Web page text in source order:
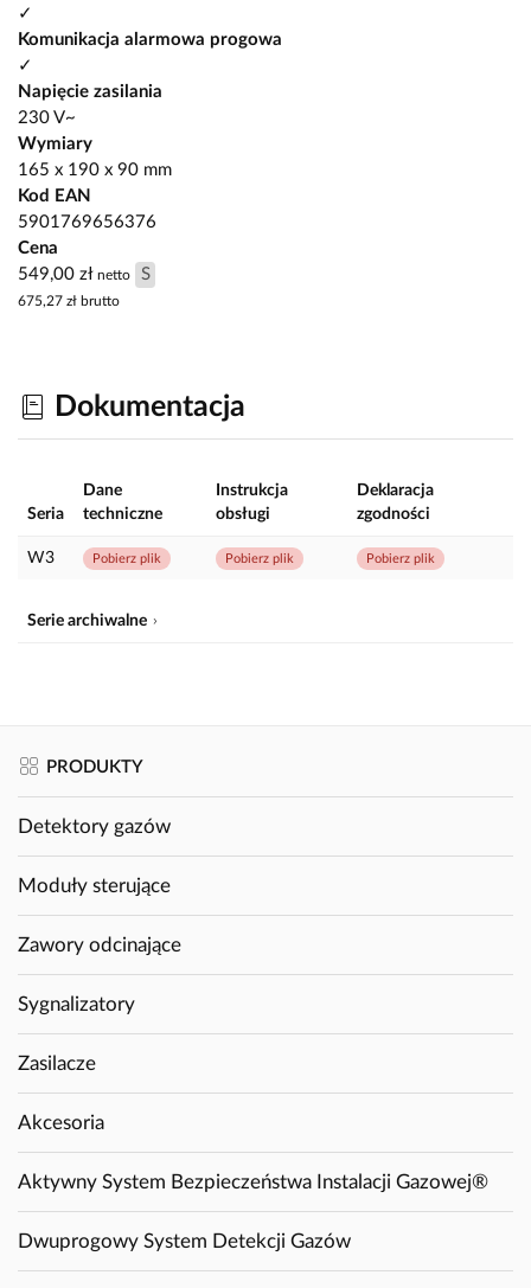
✓
Komunikacja alarmowa progowa
✓
Napięcie zasilania
230 V~
Wymiary
165 x 190 x 90 mm
Kod EAN
5901769656376
Cena
549,00 zł netto S
675,27 zł brutto
Dokumentacja
Seria
Dane
techniczne
Instrukcja
obsługi
Deklaracja
zgodności
W3 Pobierz plik Pobierz plik Pobierz plik
Serie archiwalne
PRODUKTY
Detektory gazów
Moduły sterujące
Zawory odcinające
Sygnalizatory
Zasilacze
Akcesoria
Aktywny System Bezpieczeństwa Instalacji Gazowej®
Dwuprogowy System Detekcji Gazów